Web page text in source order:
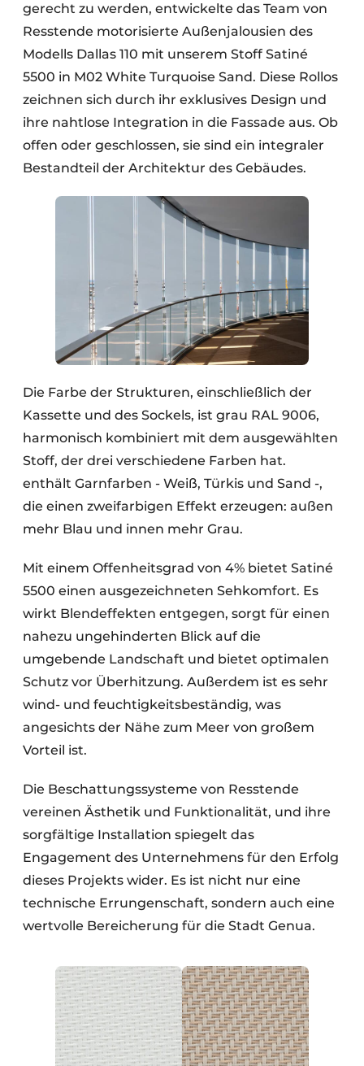
gerecht zu werden, entwickelte das Team von
Resstende motorisierte Außenjalousien des
Modells Dallas 110 mit unserem Stoff Satiné
5500 in M02 White Turquoise Sand. Diese Rollos
zeichnen sich durch ihr exklusives Design und
ihre nahtlose Integration in die Fassade aus. Ob
offen oder geschlossen, sie sind ein integraler
Bestandteil der Architektur des Gebäudes.
Die Farbe der Strukturen, einschließlich der
Kassette und des Sockels, ist grau RAL 9006,
harmonisch kombiniert mit dem ausgewählten
Stoff, der drei verschiedene Farben hat.
enthält Garnfarben - Weiß, Türkis und Sand -,
die einen zweifarbigen Effekt erzeugen: außen
mehr Blau und innen mehr Grau.
Mit einem Offenheitsgrad von 4% bietet Satiné
5500 einen ausgezeichneten Sehkomfort. Es
wirkt Blendeffekten entgegen, sorgt für einen
nahezu ungehinderten Blick auf die
umgebende Landschaft und bietet optimalen
Schutz vor Überhitzung. Außerdem ist es sehr
wind- und feuchtigkeitsbeständig, was
angesichts der Nähe zum Meer von großem
Vorteil ist.
Die Beschattungssysteme von Resstende
vereinen Ästhetik und Funktionalität, und ihre
sorgfältige Installation spiegelt das
Engagement des Unternehmens für den Erfolg
dieses Projekts wider. Es ist nicht nur eine
technische Errungenschaft, sondern auch eine
wertvolle Bereicherung für die Stadt Genua.